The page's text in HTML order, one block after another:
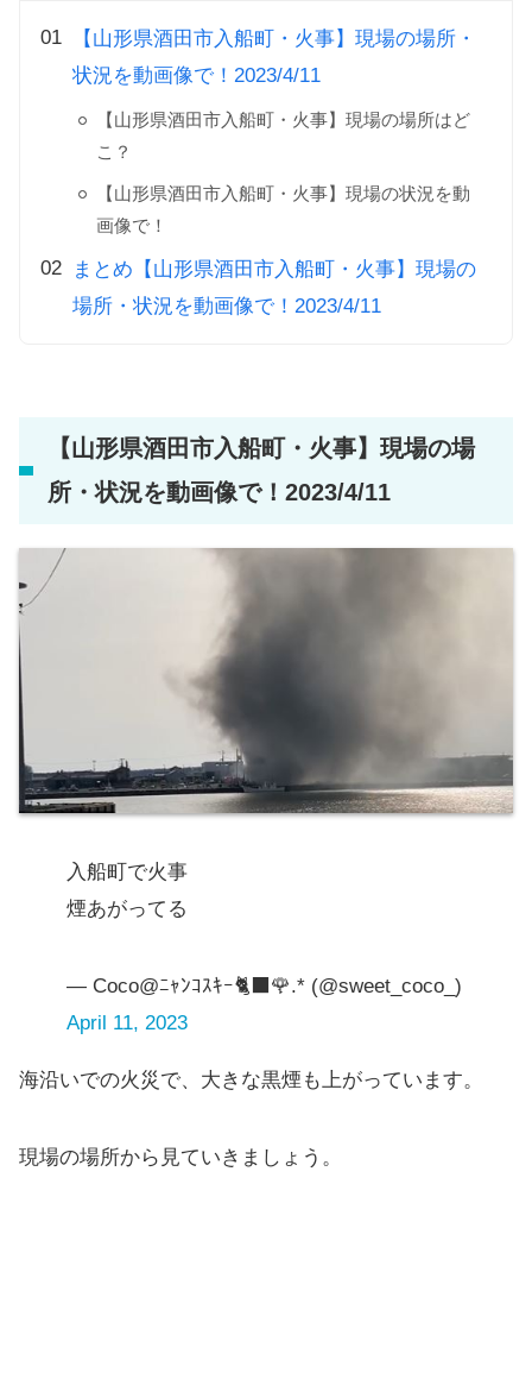
【山形県酒田市入船町・火事】現場の場所・
状況を動画像で！2023/4/11
【山形県酒田市入船町・火事】現場の場所はど
こ？
【山形県酒田市入船町・火事】現場の状況を動
画像で！
まとめ【山形県酒田市入船町・火事】現場の
場所・状況を動画像で！2023/4/11
【山形県酒田市入船町・火事】現場の場
所・状況を動画像で！2023/4/11
入船町で火事
煙あがってる
— Coco@ﾆｬﾝｺｽｷｰ🐈‍⬛🌹.* (@sweet_coco_)
April 11, 2023
海沿いでの火災で、大きな黒煙も上がっています。
現場の場所から見ていきましょう。